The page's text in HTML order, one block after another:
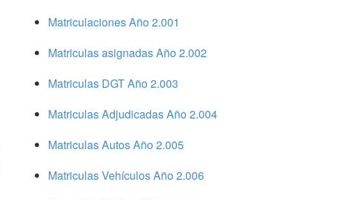
Matriculaciones Año 2.001
Matriculas asignadas Año 2.002
Matriculas DGT Año 2.003
Matriculas Adjudicadas Año 2.004
Matriculas Autos Año 2.005
Matriculas Vehículos Año 2.006